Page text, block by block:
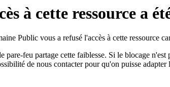
à cette ressource a
Public vous a refusé l'accès à cette ressource
pare-feu partage cette faiblesse. Si le blocage
de nous contacter pour qu'on puisse adapter